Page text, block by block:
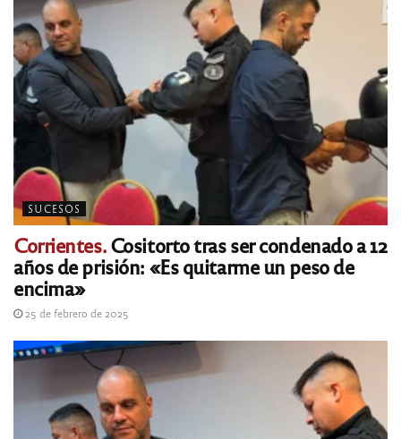
SUCESOS
Corrientes.Cositorto tras ser condenado a 12
años de prisión: «Es quitarme un peso de
encima»
25 de febrero de 2025